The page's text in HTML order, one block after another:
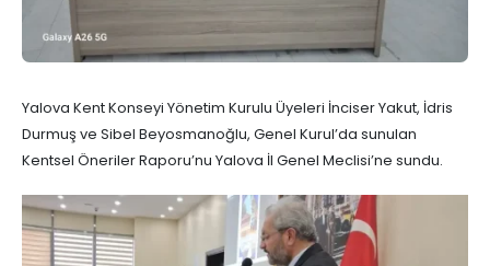
Yalova Kent Konseyi Yönetim Kurulu Üyeleri İnciser Yakut, İdris
Durmuş ve Sibel Beyosmanoğlu, Genel Kurul’da sunulan
Kentsel Öneriler Raporu’nu Yalova İl Genel Meclisi’ne sundu.